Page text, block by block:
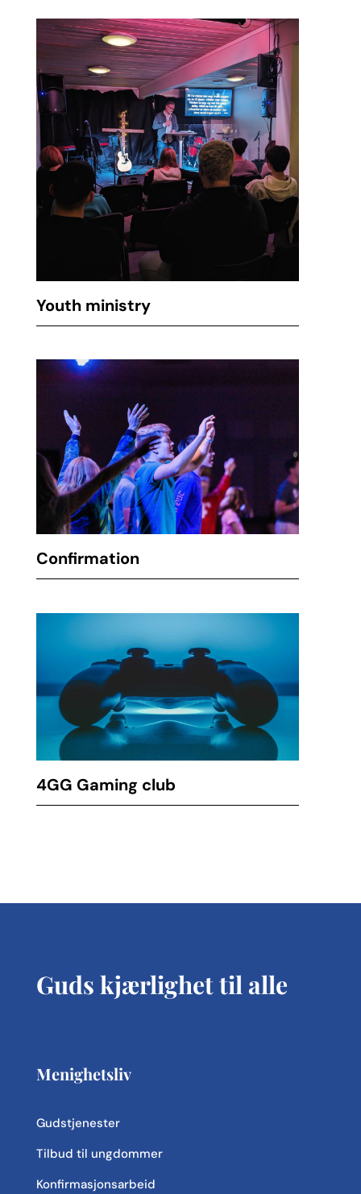
Youth ministry
Confirmation
4GG Gaming club
Guds kjærlighet til alle
Menighetsliv
Gudstjenester
Tilbud til ungdommer
Konfirmasjonsarbeid